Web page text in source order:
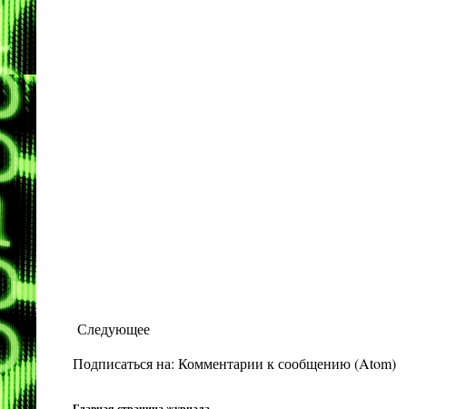
Следующее
Подписаться на: Комментарии к сообщению (Atom)